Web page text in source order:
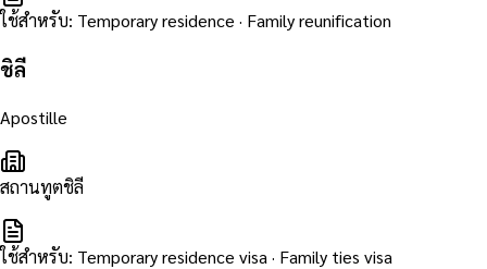
ใช้สำหรับ: Temporary residence · Family reunification
ชิลี
Apostille
สถานทูตชิลี
ใช้สำหรับ: Temporary residence visa · Family ties visa